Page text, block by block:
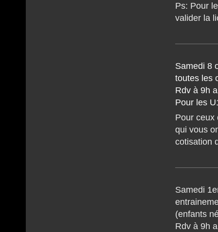
Ps: Pour
valider la
Samedi 8
toutes les
Rdv à 9h
Pour les
Pour ceux
qui vous
cotisation
Samedi
(enfants
Rdv à 9h